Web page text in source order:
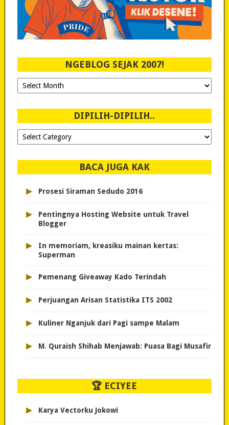
NGEBLOG SEJAK 2007!
Ngeblog
Sejak
DIPILIH-DIPILIH..
Dipilih-
dipilih..
BACA JUGA KAK
▸ Prosesi Siraman Sedudo 2016
▸
Pentingnya Hosting Website untuk Travel
Blogger
▸
In memoriam, kreasiku mainan kertas:
Superman
▸ Pemenang Giveaway Kado Terindah
▸ Perjuangan Arisan Statistika ITS 2002
▸ Kuliner Nganjuk dari Pagi sampe Malam
▸ M. Quraish Shihab Menjawab: Puasa Bagi Musafir
🏆 ECIYEE
▸ Karya Vectorku Jokowi